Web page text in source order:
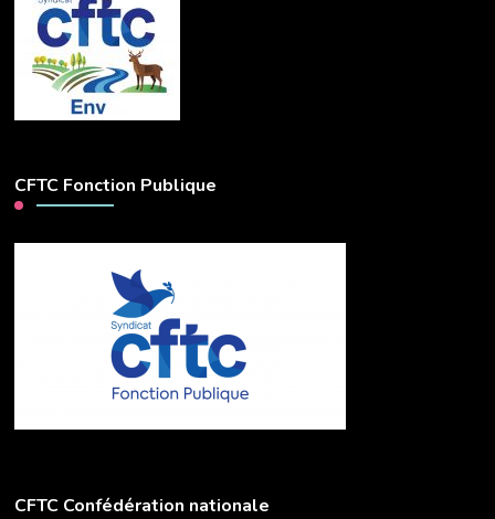
CFTC Fonction Publique
CFTC Confédération nationale